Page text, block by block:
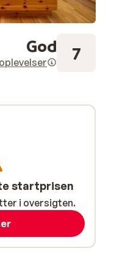
God 7
startprisen
i oversigten.